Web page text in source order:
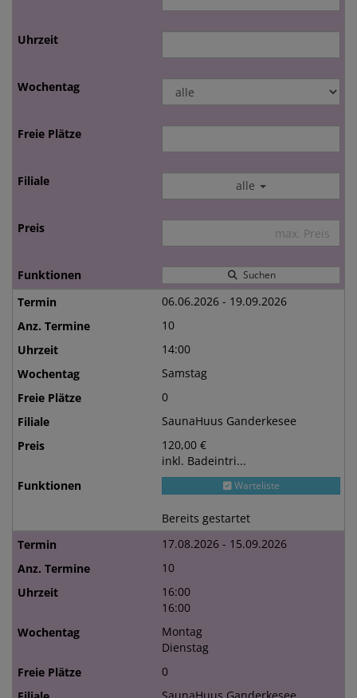
alle
Suchen
06.06.2026 - 19.09.2026
10
14:00
Samstag
0
SaunaHuus Ganderkesee
120,00 €
inkl. Badeintri...
Warteliste
Bereits gestartet
17.08.2026 - 15.09.2026
10
16:00
16:00
Montag
Dienstag
0